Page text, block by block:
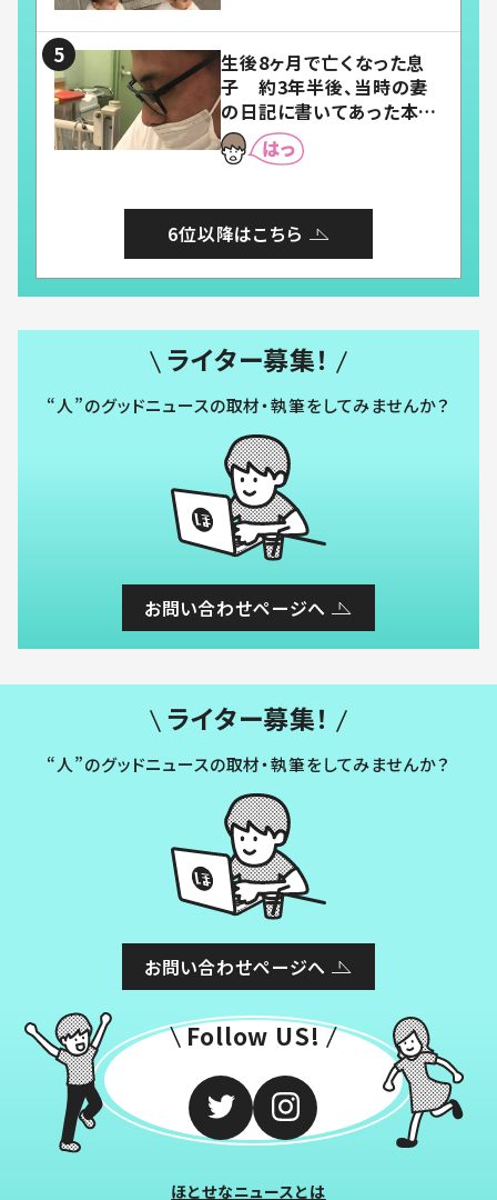
生後8ヶ月で亡くなった息
子 約3年半後、当時の妻
の日記に書いてあった本音
とは
6位以降はこちら
ライター募集！
“人”のグッドニュースの取材・執筆をしてみませんか？
お問い合わせページへ
ライター募集！
“人”のグッドニュースの取材・執筆をしてみませんか？
お問い合わせページへ
Follow US!
ほとせなニュースとは